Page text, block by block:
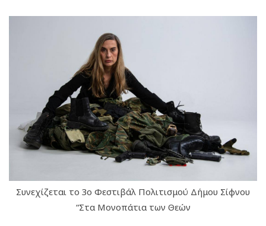
Συνεχίζεται το 3ο Φεστιβάλ Πολιτισμού Δήμου Σίφνου
“Στα Μονοπάτια των Θεών